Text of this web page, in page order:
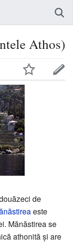
Athos)
de
este
Mănăstirea se
athonită şi are